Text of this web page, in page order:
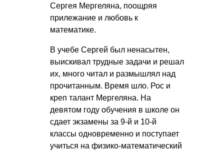
Сергея Мергеляна, поощряя
прилежание и любовь к
математике.
В учебе Сергей был ненасытен,
выискивал трудные задачи и решал
их, много читал и размышлял над
прочитанным. Время шло. Рос и
креп талант Мергеляна. На
девятом году обучения в школе он
сдает экзамены за 9-й и 10-й
классы одновременно и поступает
учиться на физико-математический